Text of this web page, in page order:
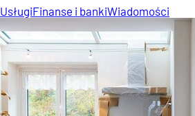
UsługiFinanse i bankiWiadomości